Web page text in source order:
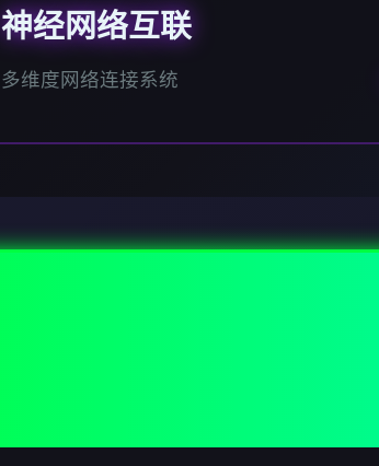
神经网络互联
多维度网络连接系统